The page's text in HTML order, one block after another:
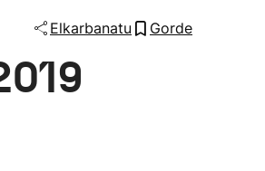
Azken berriak
Elkarbanatu Gorde